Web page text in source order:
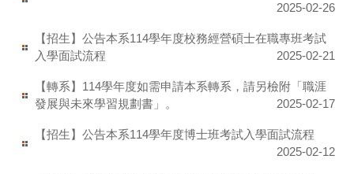
2025-02-26
【招生】公告本系114學年度校務經營碩士在職專班考試
入學面試流程
2025-02-21
【轉系】114學年度如需申請本系轉系，請另檢附「職涯
發展與未來學習規劃書」。
2025-02-17
【招生】公告本系114學年度博士班考試入學面試流程
2025-02-12